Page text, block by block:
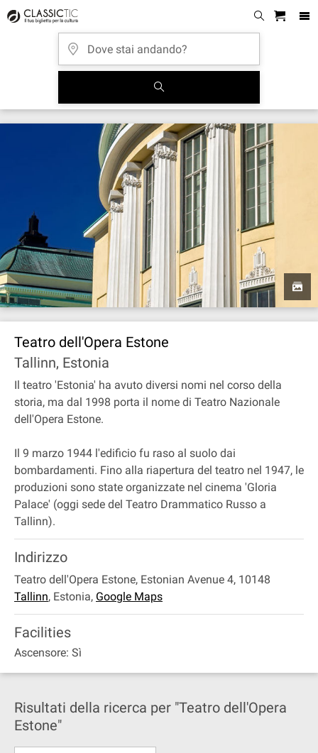
Teatro dell'Opera Estone
Tallinn, Estonia
Il teatro 'Estonia' ha avuto diversi nomi nel corso della
storia, ma dal 1998 porta il nome di Teatro Nazionale
dell'Opera Estone.
Il 9 marzo 1944 l'edificio fu raso al suolo dai
bombardamenti. Fino alla riapertura del teatro nel 1947, le
produzioni sono state organizzate nel cinema 'Gloria
Palace' (oggi sede del Teatro Drammatico Russo a
Tallinn).
Indirizzo
Teatro dell'Opera Estone, Estonian Avenue 4, 10148
Tallinn, Estonia, Google Maps
Facilities
Ascensore: Sì
Risultati della ricerca per "Teatro dell'Opera
Estone"